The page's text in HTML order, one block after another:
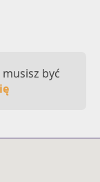
być